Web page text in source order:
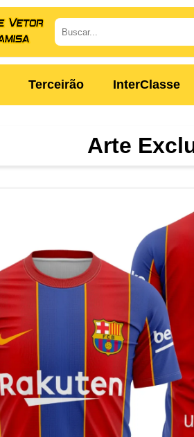
Terceirão InterClasse
Arte